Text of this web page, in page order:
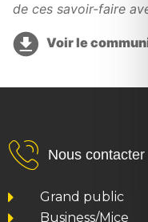
de ces savoir-faire
Voir le
Nous contacter
Grand public
Business/Mice